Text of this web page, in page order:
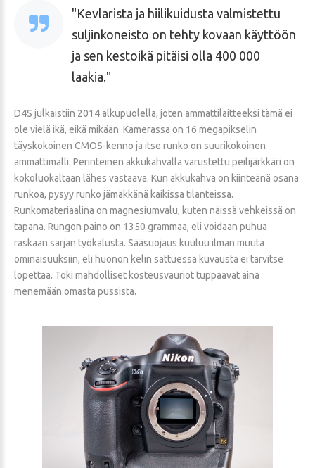
Kevlarista ja hiilikuidusta valmistettu
suljinkoneisto on tehty kovaan käyttöön
ja sen kestoikä pitäisi olla 400 000
laakia.
D4S julkaistiin 2014 alkupuolella, joten ammattilaitteeksi tämä ei
ole vielä ikä, eikä mikään. Kamerassa on 16 megapikselin
täyskokoinen CMOS-kenno ja itse runko on suurikokoinen
ammattimalli. Perinteinen akkukahvalla varustettu peilijärkkäri on
kokoluokaltaan lähes vastaava. Kun akkukahva on kiinteänä osana
runkoa, pysyy runko jämäkkänä kaikissa tilanteissa.
Runkomateriaalina on magnesiumvalu, kuten näissä vehkeissä on
tapana. Rungon paino on 1350 grammaa, eli voidaan puhua
raskaan sarjan työkalusta. Sääsuojaus kuuluu ilman muuta
ominaisuuksiin, eli huonon kelin sattuessa kuvausta ei tarvitse
lopettaa. Toki mahdolliset kosteusvauriot tuppaavat aina
menemään omasta pussista.